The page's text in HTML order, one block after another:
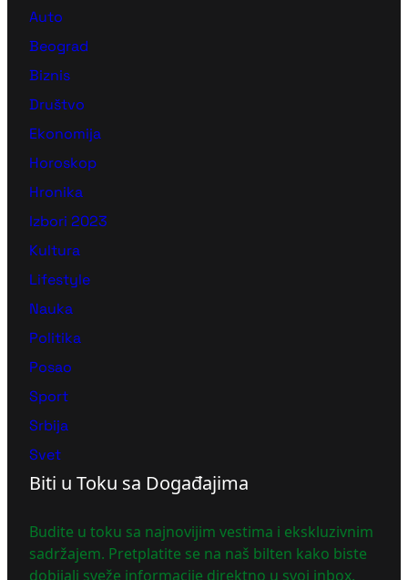
Auto
Beograd
Biznis
Društvo
Ekonomija
Horoskop
Hronika
Izbori 2023
Kultura
Lifestyle
Nauka
Politika
Posao
Sport
Srbija
Svet
Biti u Toku sa Događajima
Budite u toku sa najnovijim vestima i ekskluzivnim
sadržajem. Pretplatite se na naš bilten kako biste
dobijali sveže informacije direktno u svoj inbox.